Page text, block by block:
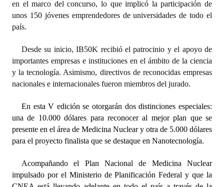
INSTITUCIONAL
Antiguos Pobladores
Noticias Destacadas
Registros y Distinciones
Premio al Mérito - Registro
Audiencias Públicas - Registro
Periodistas Decanos - Registro
en el marco del concurso, lo que implicó la participación de
unos 150 jóvenes emprendedores de universidades de todo el
país.
Desde su inicio, IB50K recibió el patrocinio y el apoyo de
importantes empresas e instituciones en el ámbito de la ciencia
y la tecnología. Asimismo, directivos de reconocidas empresas
nacionales e internacionales fueron miembros del jurado.
En esta V edición se otorgarán dos distinciones especiales:
una de 10.000 dólares para reconocer al mejor plan que se
presente en el área de Medicina Nuclear y otra de 5.000 dólares
para el proyecto finalista que se destaque en Nanotecnología.
Acompañando el Plan Nacional de Medicina Nuclear
impulsado por el Ministerio de Planificación Federal y que la